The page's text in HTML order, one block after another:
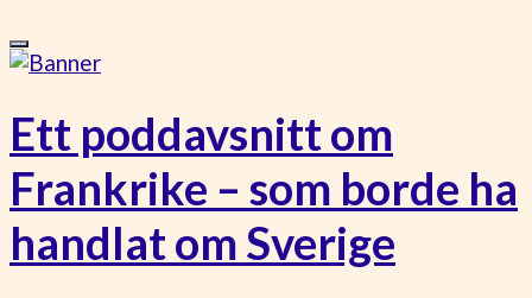
Ett poddavsnitt om
Frankrike – som borde ha
handlat om Sverige